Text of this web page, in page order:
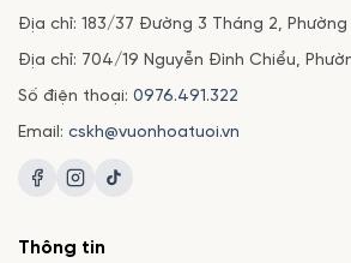
Địa chỉ: 183/37 Đường 3 Tháng 2, Phường
Địa chỉ: 704/19 Nguyễn Đình Chiểu,
Số điện thoại: 0976.491.322
Email: cskh@vuonhoatuoi.vn
Thông tin